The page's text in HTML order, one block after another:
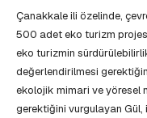
Çanakkale ili özelinde,
500 adet eko turizm projesi
eko turizmin
değerlendirilmesi
ekolojik mimari ve yöresel
gerektiğini vurgulayan Gül,